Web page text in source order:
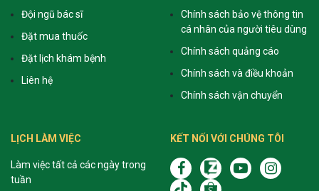
Đội ngũ bác sĩ
Đặt mua thuốc
Đặt lịch khám bệnh
Liên hệ
Chính sách bảo vệ thông tin
cá nhân của người tiêu dùng
Chính sách quảng cáo
Chính sách và điều khoản
Chính sách vận chuyển
LỊCH LÀM VIỆC
Làm việc tất cả các ngày trong
tuần
KẾT NỐI VỚI CHÚNG TÔI